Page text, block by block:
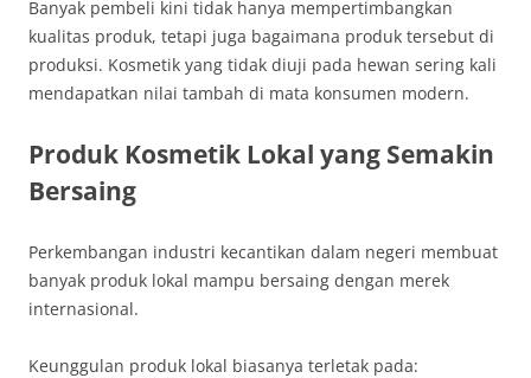
Banyak pembeli kini tidak hanya mempertimbangkan
kualitas produk, tetapi juga bagaimana produk tersebut di
produksi. Kosmetik yang tidak diuji pada hewan sering kali
mendapatkan nilai tambah di mata konsumen modern.
Produk Kosmetik Lokal yang Semakin
Bersaing
Perkembangan industri kecantikan dalam negeri membuat
banyak produk lokal mampu bersaing dengan merek
internasional.
Keunggulan produk lokal biasanya terletak pada: